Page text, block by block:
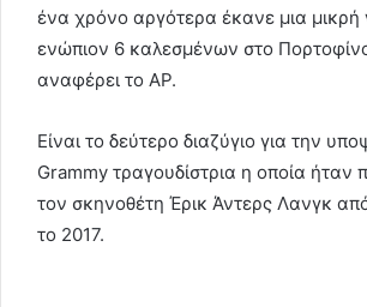
ένα χρόνο αργότερα έκανε μια μικρή
ενώπιον 6 καλεσμένων στο Πορτοφίνο
αναφέρει το ΑΡ.
Είναι το δεύτερο διαζύγιο για την
Grammy τραγουδίστρια η οποία ήταν
τον σκηνοθέτη Έρικ Άντερς Λανγκ
το 2017.